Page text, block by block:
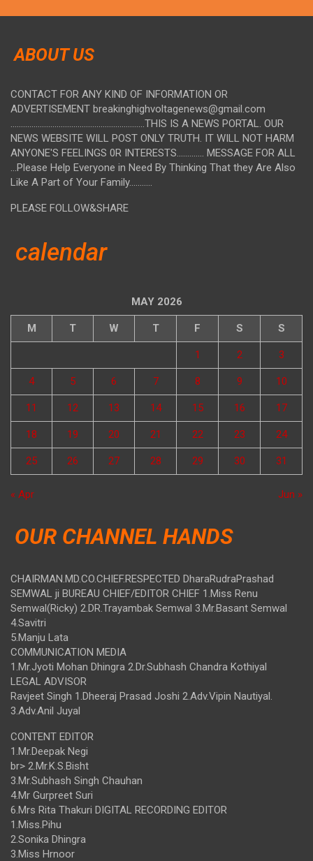
ABOUT US
CONTACT FOR ANY KIND OF INFORMATION OR
ADVERTISEMENT breakinghighvoltagenews@gmail.com
................................................................THIS IS A NEWS PORTAL. OUR
NEWS WEBSITE WILL POST ONLY TRUTH. IT WILL NOT HARM
ANYONE'S FEELINGS 0R INTERESTS............. MESSAGE FOR ALL
...Please Help Everyone in Need By Thinking That they Are Also
Like A Part of Your Family...........
PLEASE FOLLOW&SHARE
calendar
MAY 2026
M T W T F S S
1 2 3
4 5 6 7 8 9 10
11 12 13 14 15 16 17
18 19 20 21 22 23 24
25 26 27 28 29 30 31
« Apr Jun »
OUR CHANNEL HANDS
CHAIRMAN.MD.CO.CHIEF.RESPECTED DharaRudraPrashad
SEMWAL ji BUREAU CHIEF/EDITOR CHIEF 1.Miss Renu
Semwal(Ricky) 2.DR.Trayambak Semwal 3.Mr.Basant Semwal
4.Savitri
5.Manju Lata
COMMUNICATION MEDIA
1.Mr.Jyoti Mohan Dhingra 2.Dr.Subhash Chandra Kothiyal
LEGAL ADVISOR
Ravjeet Singh 1.Dheeraj Prasad Joshi 2.Adv.Vipin Nautiyal.
3.Adv.Anil Juyal
CONTENT EDITOR
1.Mr.Deepak Negi
br> 2.Mr.K.S.Bisht
3.Mr.Subhash Singh Chauhan
4.Mr Gurpreet Suri
6.Mrs Rita Thakuri DIGITAL RECORDING EDITOR
1.Miss.Pihu
2.Sonika Dhingra
3.Miss Hrnoor